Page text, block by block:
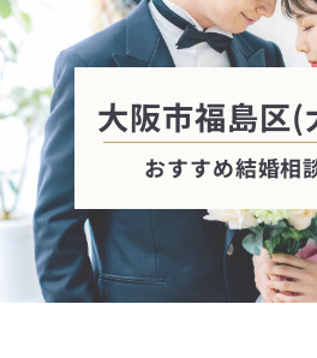
大阪市福島区(
おすすめ結婚相